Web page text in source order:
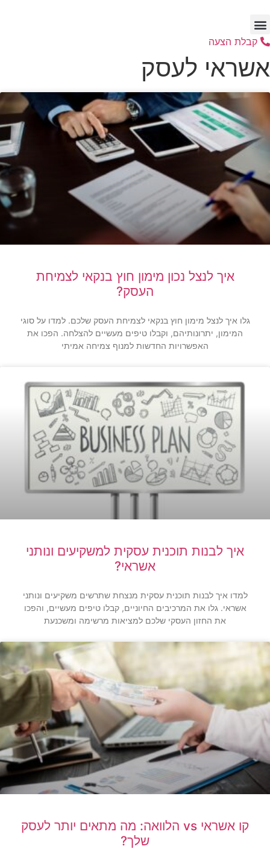
לתוכן
קבלת הצעה
אשראי לעסק
איך לנצל נכון מימון חוץ בנקאי לצמיחת
העסק?
גלו איך לנצל מימון חוץ בנקאי לצמיחת העסק שלכם. למדו על סוגי
המימון, יתרונותיהם, וקבלו טיפים מעשיים להצלחה. הפכו את
האפשרויות החדשות למנוף צמיחה אמיתי
איך לבנות תוכנית עסקית למשקיעים ונותני
אשראי?
למדו איך לבנות תוכנית עסקית מנצחת שתרשים משקיעים ונותני
אשראי. גלו את המרכיבים החיוניים, קבלו טיפים מעשיים, והפכו
את החזון העסקי שלכם למציאות מרשימה ומשכנעת
קו אשראי vs הלוואה: מה מתאים יותר לעסק
שלך?